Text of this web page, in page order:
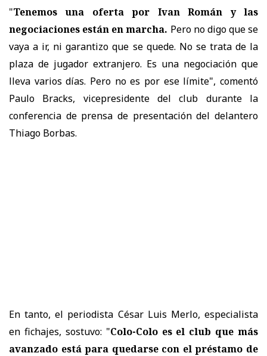
"Tenemos una oferta por Ivan Román y las
negociaciones están en marcha. Pero no digo que se
vaya a ir, ni garantizo que se quede. No se trata de la
plaza de jugador extranjero. Es una negociación que
lleva varios días. Pero no es por ese límite", comentó
Paulo Bracks, vicepresidente del club durante la
conferencia de prensa de presentación del delantero
Thiago Borbas.
En tanto, el periodista César Luis Merlo, especialista
en fichajes, sostuvo: "Colo-Colo es el club que más
avanzado está para quedarse con el préstamo de